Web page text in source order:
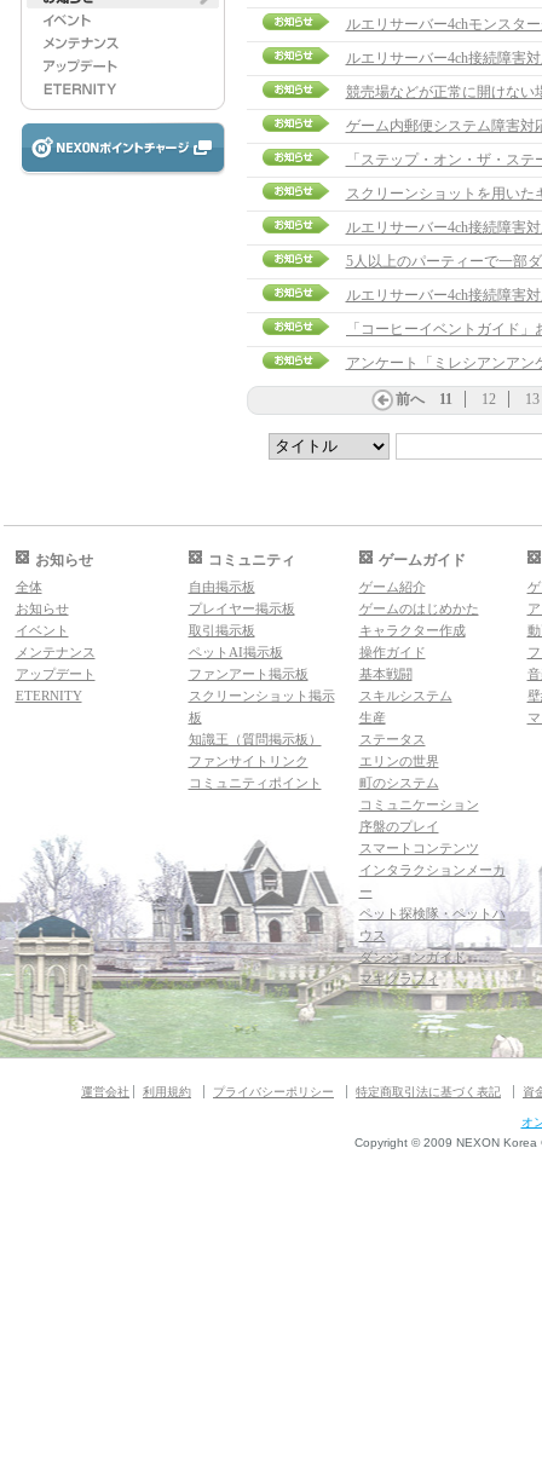
ルエリサーバー4chモンスタ
ルエリサーバー4ch接続障害
競売場などが正常に開けない
ゲーム内郵便システム障害対
「ステップ・オン・ザ・ス
スクリーンショットを用いた
ルエリサーバー4ch接続障害
5人以上のパーティーで一部
ルエリサーバー4ch接続障害
アンケート「ミレシアンアン
前へ 11 12 13
お知らせ
全体
お知らせ
イベント
メンテナンス
アップデート
ETERNITY
コミュニティ
自由掲示板
プレイヤー掲示板
取引掲示板
ペットAI掲示板
ファンアート掲示板
スクリーンショット掲示
板
知識王（質問掲示板）
ファンサイトリンク
コミュニティポイント
ゲームガイド
ゲーム紹介
ゲームのはじめかた
キャラクター作成
操作ガイド
基本戦闘
スキルシステム
生産
ステータス
エリンの世界
町のシステム
コミュニケーション
序盤のプレイ
スマートコンテンツ
インタラクションメーカ
ー
ペット探検隊・ペットハ
ウス
ダンジョンガイド
マギグラフィ
運営会社 利用規約 プライバシーポリシー 特定商取引法に基づく表記 資
オ
Copyright © 2009 NEXON Korea